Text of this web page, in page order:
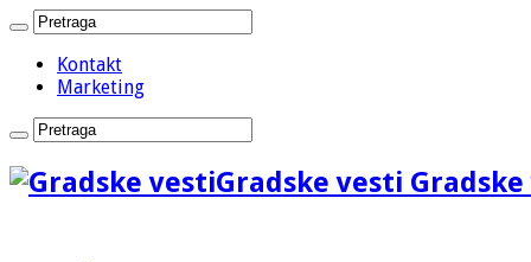
Kontakt
Marketing
Gradske vesti